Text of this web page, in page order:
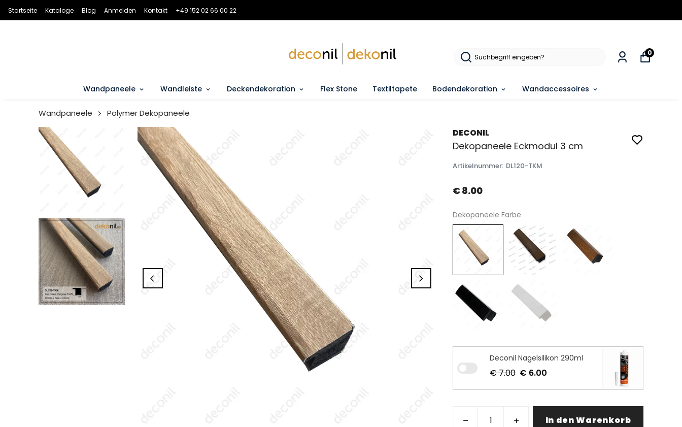
Startseite Kataloge Blog Anmelden Kontakt +49 152 02 66 00 22
Wandpaneele Wandleiste Deckendekoration Flex Stone Textiltapete Bodendekoration Wandaccessoires
0
Wandpaneele Polymer Dekopaneele
DECONIL
Dekopaneele Eckmodul 3 cm
Artikelnummer: DL120-TKM
€ 8.00
Dekopaneele Farbe
Deconil Nagelsilikon 290ml
€ 7.00 € 6.00
In den Warenkorb